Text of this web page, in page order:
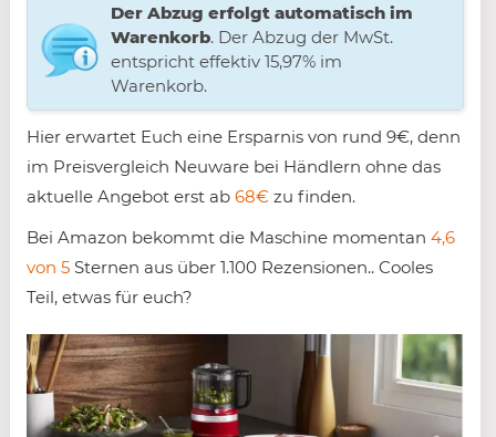
Der Abzug erfolgt automatisch im
Warenkorb. Der Abzug der MwSt.
entspricht effektiv 15,97% im
Warenkorb.
Hier erwartet Euch eine Ersparnis von rund 9€, denn
im Preisvergleich Neuware bei Händlern ohne das
aktuelle Angebot erst ab 68€ zu finden.
Bei Amazon bekommt die Maschine momentan 4,6
von 5 Sternen aus über 1.100 Rezensionen.. Cooles
Teil, etwas für euch?